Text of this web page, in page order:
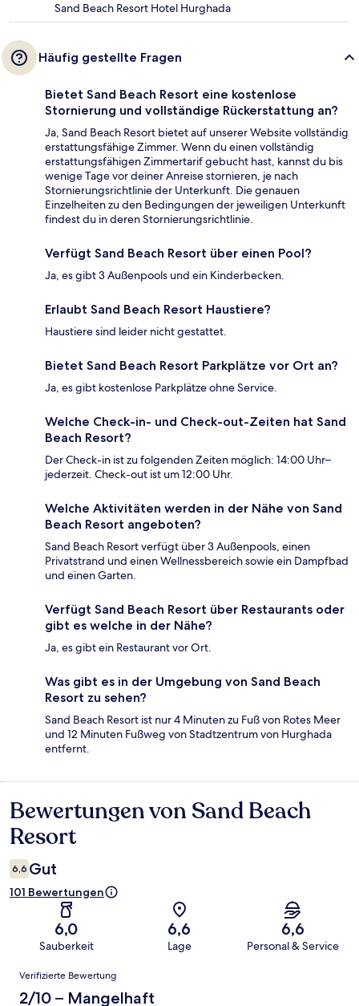
Sand Beach Resort Hotel Hurghada
Häufig gestellte Fragen
Bietet Sand Beach Resort eine kostenlose
Stornierung und vollständige Rückerstattung an?
Ja, Sand Beach Resort bietet auf unserer Website vollständig
erstattungsfähige Zimmer. Wenn du einen vollständig
erstattungsfähigen Zimmertarif gebucht hast, kannst du bis
wenige Tage vor deiner Anreise stornieren, je nach
Stornierungsrichtlinie der Unterkunft. Die genauen
Einzelheiten zu den Bedingungen der jeweiligen Unterkunft
findest du in deren Stornierungsrichtlinie.
Verfügt Sand Beach Resort über einen Pool?
Ja, es gibt 3 Außenpools und ein Kinderbecken.
Erlaubt Sand Beach Resort Haustiere?
Haustiere sind leider nicht gestattet.
Bietet Sand Beach Resort Parkplätze vor Ort an?
Ja, es gibt kostenlose Parkplätze ohne Service.
Welche Check-in- und Check-out-Zeiten hat Sand
Beach Resort?
Der Check-in ist zu folgenden Zeiten möglich: 14:00 Uhr–
jederzeit. Check-out ist um 12:00 Uhr.
Welche Aktivitäten werden in der Nähe von Sand
Beach Resort angeboten?
Sand Beach Resort verfügt über 3 Außenpools, einen
Privatstrand und einen Wellnessbereich sowie ein Dampfbad
und einen Garten.
Verfügt Sand Beach Resort über Restaurants oder
gibt es welche in der Nähe?
Ja, es gibt ein Restaurant vor Ort.
Was gibt es in der Umgebung von Sand Beach
Resort zu sehen?
Sand Beach Resort ist nur 4 Minuten zu Fuß von Rotes Meer
und 12 Minuten Fußweg von Stadtzentrum von Hurghada
entfernt.
Bewertungen
Bewertungen von Sand Beach
Resort
6,6 Gut
101 Bewertungen
6,0
Sauberkeit
6,6
Lage
6,6
Personal & Service
Bewertungen
Verifizierte Bewertung
2/10 – Mangelhaft